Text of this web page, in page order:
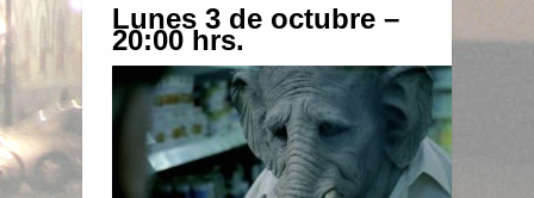
Lunes 3 de octubre –
20:00 hrs.